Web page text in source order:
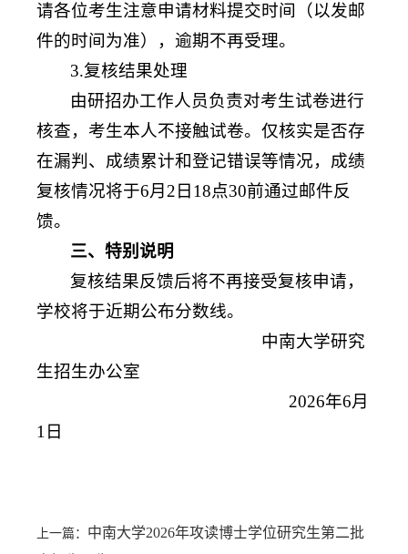
请各位考生注意申请材料提交时间（以发邮
件的时间为准），逾期不再受理。
3.复核结果处理
由研招办工作人员负责对考生试卷进行
核查，考生本人不接触试卷。仅核实是否存
在漏判、成绩累计和登记错误等情况，成绩
复核情况将于6月2日18点30前通过邮件反
馈。
三、特别说明
复核结果反馈后将不再接受复核申请，
学校将于近期公布分数线。
中南大学研究
生招生办公室
2026年6月
1日
上一篇： 中南大学2026年攻读博士学位研究生第二批